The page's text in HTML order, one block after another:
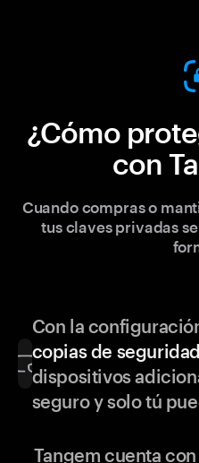
¿Cómo
con
Cuando compras o
tus claves privadas
Con la
copias de
dispositivos
seguro y solo tú
Tangem cuenta con